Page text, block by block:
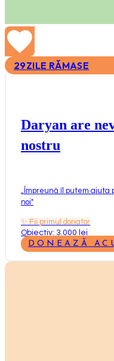
29ZILE RĂMASE
Daryan are
nostru
Împreună îl putem ajuta
noi"
✨ Fii primul donator
Obiectiv: 3.000 lei
DONEAZĂ